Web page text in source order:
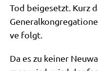
Tod bei­gesetzt. Kurz
ve folgt.
Da es zu kei­ner